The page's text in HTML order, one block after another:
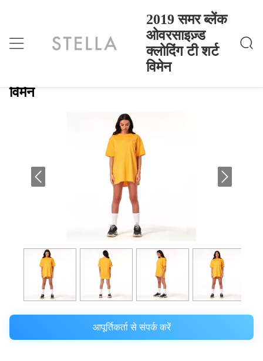
2019 समर ब्लेंक
ओवरसाइज़्ड
क्लोदिंग टी शर्ट
विमेन
होम> >2019 समर ब्लेंक ओवरसाइज़्ड क्लोदिंग टी शर्ट विमेन
2019 समर ब्लेंक ओवरसाइज़्ड क्लोदिंग टी शर्ट
विमेन
आपूर्तिकर्ता से संपर्क करें